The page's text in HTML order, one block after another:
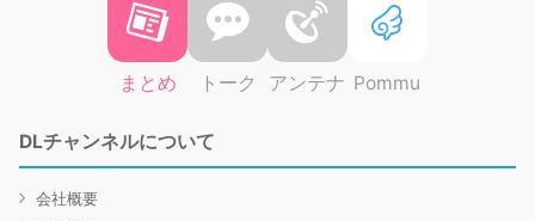
まとめ トーク アンテナ Pommu
DLチャンネルについて
会社概要